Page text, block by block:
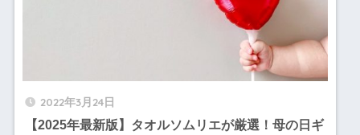
2022年3月24日
【2025年最新版】タオルソムリエが厳選！母の日ギ